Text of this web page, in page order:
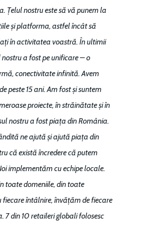
Țelul nostru este să vă punem la
și platforma, astfel încât să
în activitatea voastră. În ultimii
a fost pe unificare – o
conectivitate infinită. Avem
peste 15 ani. Am fost și suntem
proiecte, în străinătate și în
nostru a fost piața din România.
ne ajută și ajută piața din
că există încredere că putem
implementăm cu echipe locale.
toate domeniile, din toate
fiecare întâlnire, învățăm de fiecare
7 din 10 retaileri globali folosesc